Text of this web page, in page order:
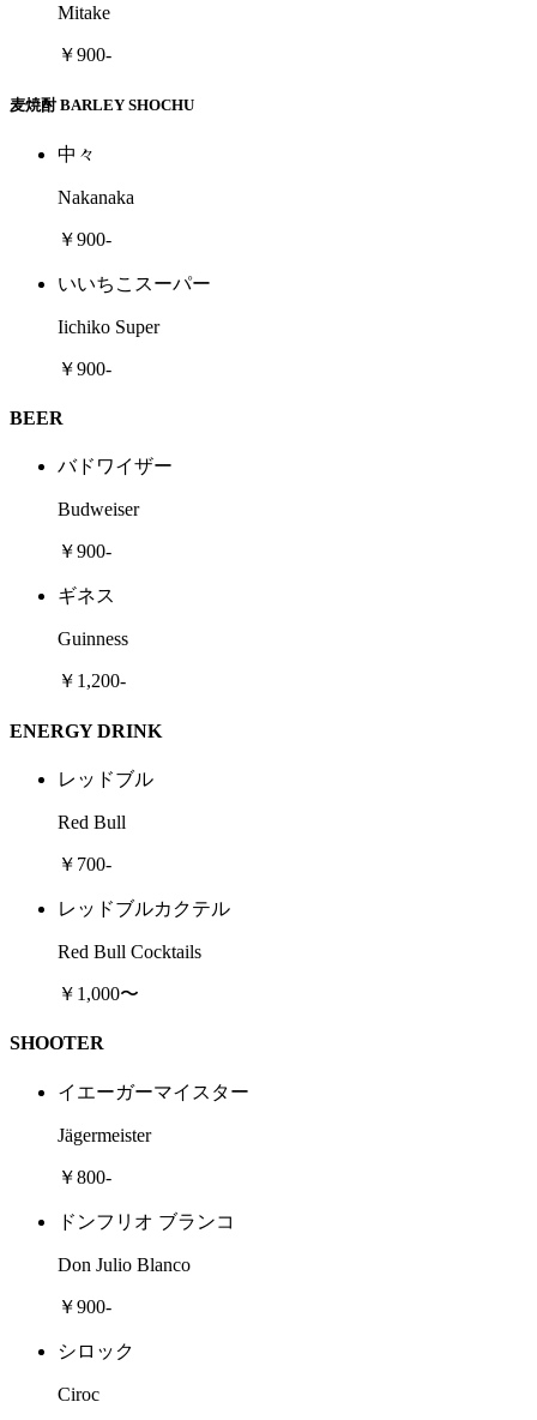
Mitake
￥900-
麦焼酎 BARLEY SHOCHU
中々
Nakanaka
￥900-
いいちこスーパー
Iichiko Super
￥900-
BEER
バドワイザー
Budweiser
￥900-
ギネス
Guinness
￥1,200-
ENERGY DRINK
レッドブル
Red Bull
￥700-
レッドブルカクテル
Red Bull Cocktails
￥1,000〜
SHOOTER
イエーガーマイスター
Jägermeister
￥800-
ドンフリオ ブランコ
Don Julio Blanco
￥900-
シロック
Ciroc